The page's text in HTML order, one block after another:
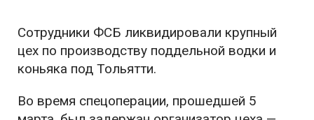
Сотрудники ФСБ ликвидировали крупный
цех по производству поддельной водки и
коньяка под Тольятти.
Во время спецоперации, прошедшей 5